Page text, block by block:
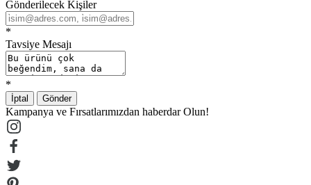
Gönderilecek Kişiler
*
Tavsiye Mesajı
*
İptal Gönder
Kampanya ve Fırsatlarımızdan haberdar Olun!